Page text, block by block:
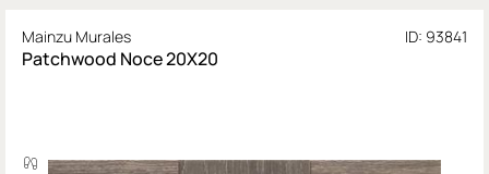
Mainzu Murales ID: 93841
Patchwood Noce 20X20